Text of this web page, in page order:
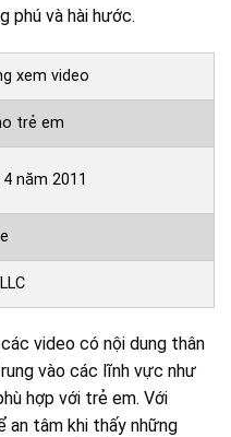
phú và hài hước.
xem video
trẻ em
năm 2011
video có nội dung thân
vào các lĩnh vực như
hợp với trẻ em. Với
an tâm khi thấy những